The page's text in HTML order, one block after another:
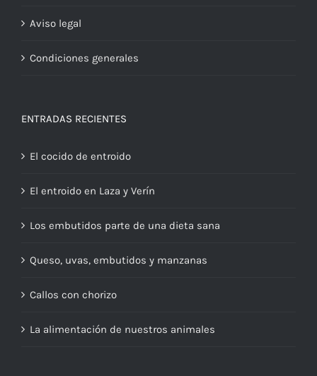
Aviso legal
Condiciones generales
ENTRADAS RECIENTES
El cocido de entroido
El entroido en Laza y Verín
Los embutidos parte de una dieta sana
Queso, uvas, embutidos y manzanas
Callos con chorizo
La alimentación de nuestros animales